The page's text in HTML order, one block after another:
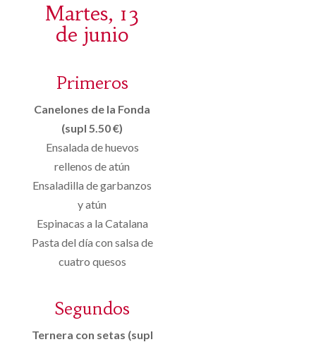
Martes, 13
de junio
Primeros
Canelones de la Fonda
(supl 5.50 €)
Ensalada de huevos
rellenos de atún
Ensaladilla de garbanzos
y atún
Espinacas a la Catalana
Pasta del día con salsa de
cuatro quesos
Segundos
Ternera con setas (supl